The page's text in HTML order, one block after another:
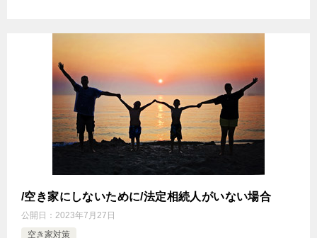
/空き家にしないために/法定相続人がいない場合
公開日： 2023年7月27日
空き家対策